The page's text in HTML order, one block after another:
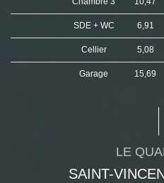
SDE + WC 6,91
Cellier 5,08
Garage 15,69
LE
SAINT-